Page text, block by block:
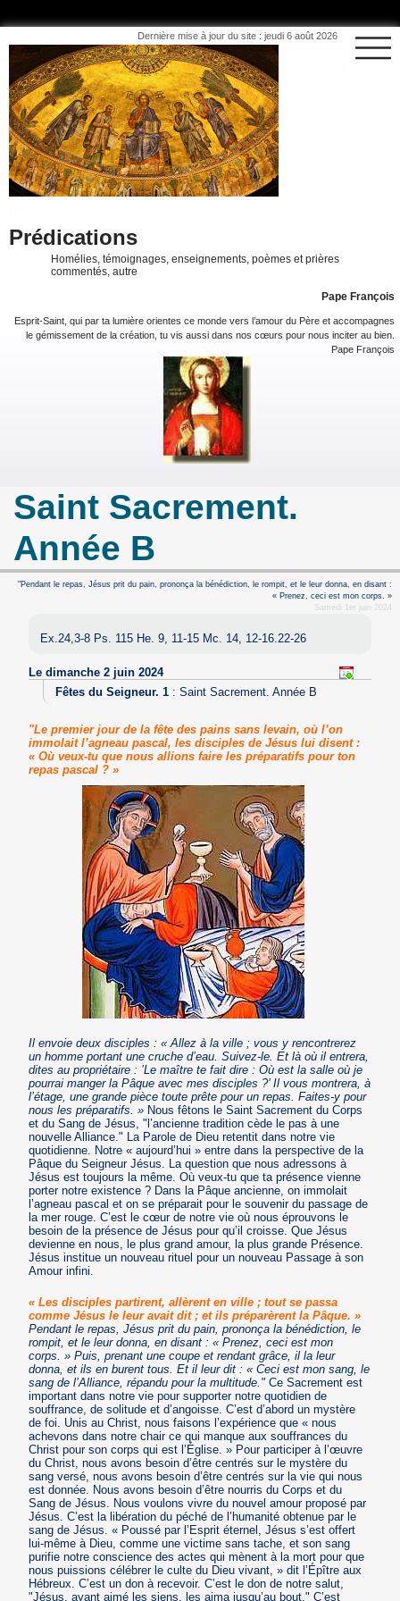
Dernière mise à jour du site : jeudi 6 août 2026
Prédications
Homélies, témoignages, enseignements, poèmes et prières
commentés, autre
Pape François
Esprit-Saint, qui par ta lumière orientes ce monde vers l’amour du Père et accompagnes
le gémissement de la création, tu vis aussi dans nos cœurs pour nous inciter au bien.
Pape François
Saint Sacrement.
Année B
"Pendant le repas, Jésus prit du pain, prononça la bénédiction, le rompit, et le leur donna, en disant :
« Prenez, ceci est mon corps. »
Samedi 1er juin 2024
Ex.24,3-8 Ps. 115 He. 9, 11-15 Mc. 14, 12-16.22-26
Le dimanche 2 juin 2024
Fêtes du Seigneur. 1: Saint Sacrement. Année B
"Le premier jour de la fête des pains sans levain, où l’on
immolait l’agneau pascal, les disciples de Jésus lui disent :
« Où veux-tu que nous allions faire les préparatifs pour ton
repas pascal ? »
Il envoie deux disciples : « Allez à la ville ; vous y rencontrerez
un homme portant une cruche d’eau. Suivez-le. Et là où il entrera,
dites au propriétaire : ’Le maître te fait dire : Où est la salle où je
pourrai manger la Pâque avec mes disciples ?’ Il vous montrera, à
l’étage, une grande pièce toute prête pour un repas. Faites-y pour
nous les préparatifs. » Nous fêtons le Saint Sacrement du Corps
et du Sang de Jésus, "l’ancienne tradition cède le pas à une
nouvelle Alliance." La Parole de Dieu retentit dans notre vie
quotidienne. Notre « aujourd’hui » entre dans la perspective de la
Pâque du Seigneur Jésus. La question que nous adressons à
Jésus est toujours la même. Où veux-tu que ta présence vienne
porter notre existence ? Dans la Pâque ancienne, on immolait
l’agneau pascal et on se préparait pour le souvenir du passage de
la mer rouge. C’est le cœur de notre vie où nous éprouvons le
besoin de la présence de Jésus pour qu’il croisse. Que Jésus
devienne en nous, le plus grand amour, la plus grande Présence.
Jésus institue un nouveau rituel pour un nouveau Passage à son
Amour infini.
« Les disciples partirent, allèrent en ville ; tout se passa
comme Jésus le leur avait dit ; et ils préparèrent la Pâque. »
Pendant le repas, Jésus prit du pain, prononça la bénédiction, le
rompit, et le leur donna, en disant : « Prenez, ceci est mon
corps. » Puis, prenant une coupe et rendant grâce, il la leur
donna, et ils en burent tous. Et il leur dit : « Ceci est mon sang, le
sang de l’Alliance, répandu pour la multitude." Ce Sacrement est
important dans notre vie pour supporter notre quotidien de
souffrance, de solitude et d’angoisse. C’est d’abord un mystère
de foi. Unis au Christ, nous faisons l’expérience que « nous
achevons dans notre chair ce qui manque aux souffrances du
Christ pour son corps qui est l’Église. » Pour participer à l’œuvre
du Christ, nous avons besoin d’être centrés sur le mystère du
sang versé, nous avons besoin d’être centrés sur la vie qui nous
est donnée. Nous avons besoin d’être nourris du Corps et du
Sang de Jésus. Nous voulons vivre du nouvel amour proposé par
Jésus. C’est la libération du péché de l’humanité obtenue par le
sang de Jésus. « Poussé par l’Esprit éternel, Jésus s’est offert
lui-même à Dieu, comme une victime sans tache, et son sang
purifie notre conscience des actes qui mènent à la mort pour que
nous puissions célébrer le culte du Dieu vivant, » dit l’Épître aux
Hébreux. C’est un don à recevoir. C’est le don de notre salut,
"Jésus, ayant aimé les siens, les aima jusqu’au bout." C’est